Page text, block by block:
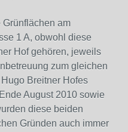
am
1 A, obwohl diese
Hof gehören, jeweils
zum gleichen
Breitner Hofes
August 2010 sowie
diese beiden
Gründen auch immer